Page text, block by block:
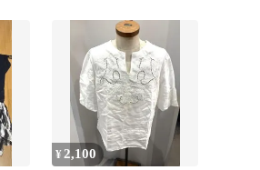
¥ 2,100